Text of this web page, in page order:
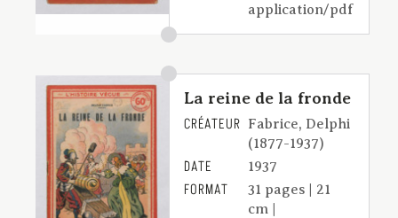
application/pdf
La reine de la fronde
CRÉATEUR Fabrice, Delphi
(1877-1937)
DATE 1937
FORMAT
31 pages | 21
cm |